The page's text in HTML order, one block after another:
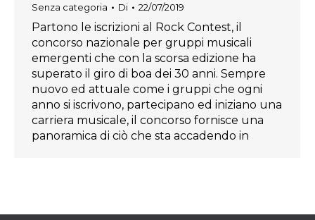
Senza categoria Di 22/07/2019
Partono le iscrizioni al Rock Contest, il
concorso nazionale per gruppi musicali
emergenti che con la scorsa edizione ha
superato il giro di boa dei 30 anni. Sempre
nuovo ed attuale come i gruppi che ogni
anno si iscrivono, partecipano ed iniziano una
carriera musicale, il concorso fornisce una
panoramica di ciò che sta accadendo in